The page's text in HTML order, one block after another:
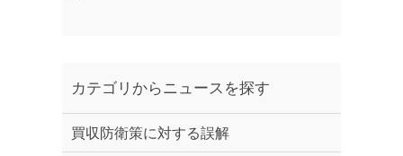
カテゴリからニュースを探す
買収防衛策に対する誤解